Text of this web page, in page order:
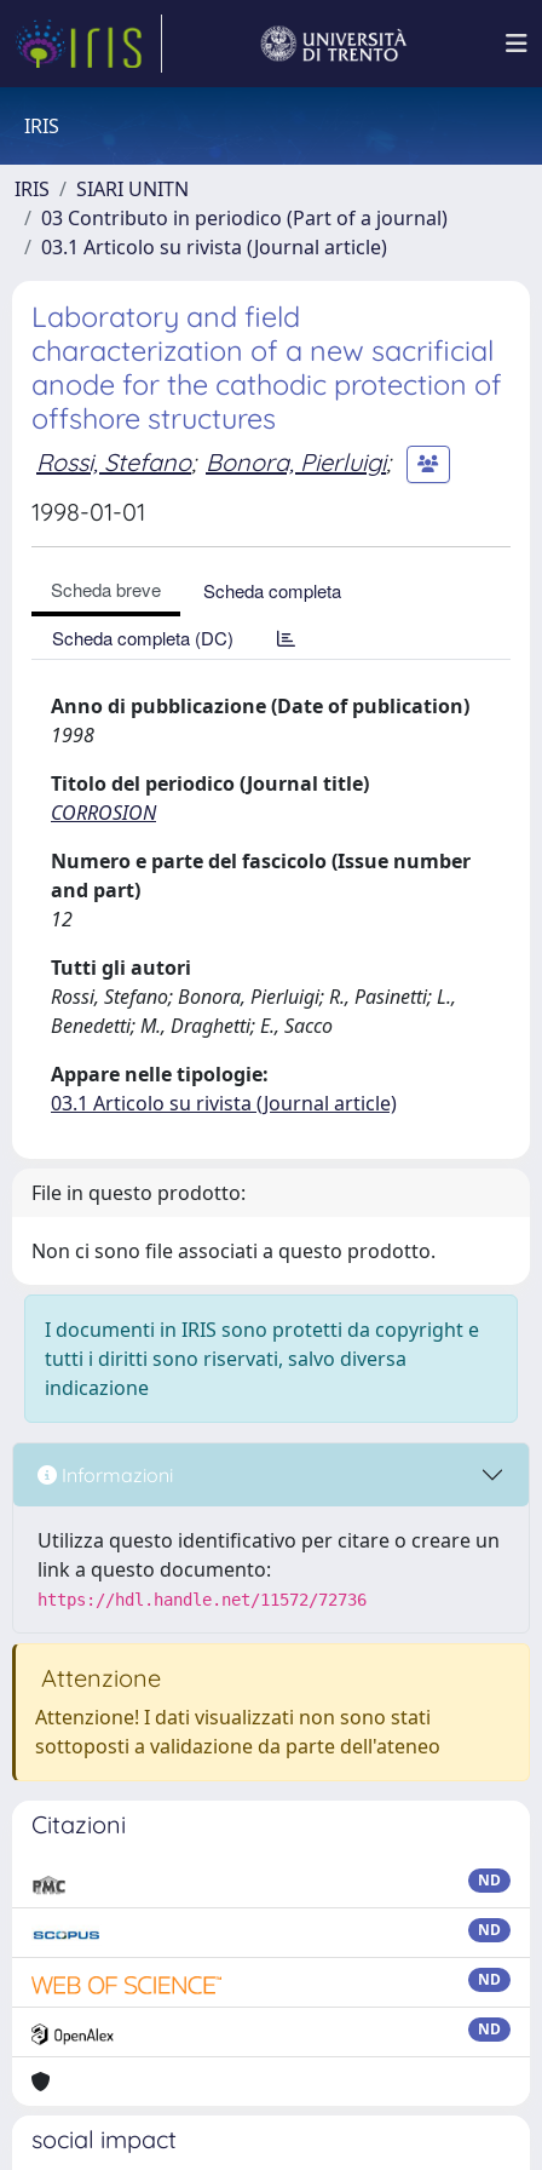
IRIS
IRIS
SIARI UNITN
03 Contributo in periodico (Part of a journal)
03.1 Articolo su rivista (Journal article)
Laboratory and field
characterization of a new sacrificial
anode for the cathodic protection of
offshore structures
Rossi, Stefano; Bonora, Pierluigi;
1998-01-01
Scheda breve
Scheda completa
Scheda completa (DC)
Anno di pubblicazione (Date of publication)
1998
Titolo del periodico (Journal title)
CORROSION
Numero e parte del fascicolo (Issue number
and part)
12
Tutti gli autori
Rossi, Stefano; Bonora, Pierluigi; R., Pasinetti; L.,
Benedetti; M., Draghetti; E., Sacco
Appare nelle tipologie:
03.1 Articolo su rivista (Journal article)
File in questo prodotto:
Non ci sono file associati a questo prodotto.
I documenti in IRIS sono protetti da copyright e
tutti i diritti sono riservati, salvo diversa
indicazione
Informazioni
Utilizza questo identificativo per citare o creare un
link a questo documento:
https://hdl.handle.net/11572/72736
Attenzione
Attenzione! I dati visualizzati non sono stati
sottoposti a validazione da parte dell'ateneo
Citazioni
ND
ND
ND
ND
social impact